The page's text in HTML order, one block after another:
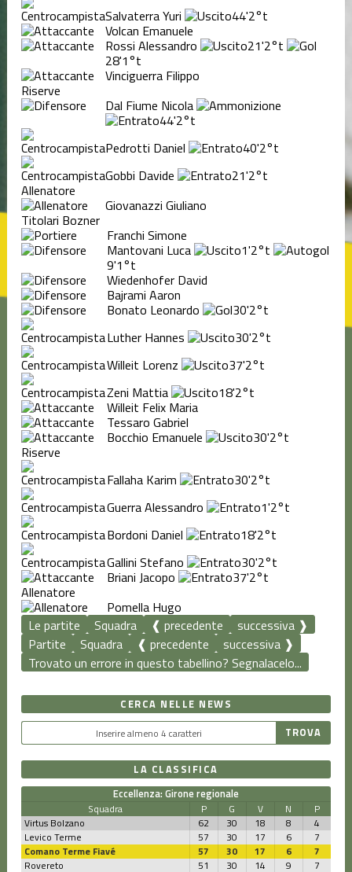
Salvaterra Yuri
44'2°t
Volcan Emanuele
Rossi Alessandro 21'2°t
28'1°t
Vinciguerra Filippo
Riserve
Dal Fiume Nicola
44'2°t
Pedrotti Daniel
40'2°t
Gobbi Davide
21'2°t
Allenatore
Giovanazzi Giuliano
Titolari Bozner
Franchi Simone
Mantovani Luca 1'2°t
9'1°t
Wiedenhofer David
Bajrami Aaron
Bonato Leonardo 30'2°t
Luther Hannes
30'2°t
Willeit Lorenz
37'2°t
Zeni Mattia
18'2°t
Willeit Felix Maria
Tessaro Gabriel
Bocchio Emanuele 30'2°t
Riserve
Fallaha Karim
30'2°t
Guerra Alessandro
1'2°t
Bordoni Daniel
18'2°t
Gallini Stefano
30'2°t
Briani Jacopo 37'2°t
Allenatore
Pomella Hugo
Le partite
Squadra ❰ precedente
successiva ❱
Partite
Squadra ❰ precedente
successiva ❱
Trovato un errore in questo tabellino? Segnalacelo...
CERCA NELLE NEWS
LA CLASSIFICA
Eccellenza: Girone regionale
Squadra P G V N
P
Virtus Bolzano
62 30 18 8
4
Levico Terme
57 30 17 6
7
Comano Terme Fiavé
57 30 17 6
7
Rovereto
51 30 14 9
7